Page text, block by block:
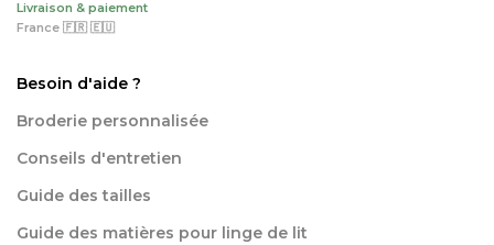
Livraison & paiement
France 🇫🇷 🇪🇺
Besoin d'aide ?
Broderie personnalisée
Conseils d'entretien
Guide des tailles
Guide des matières pour linge de lit